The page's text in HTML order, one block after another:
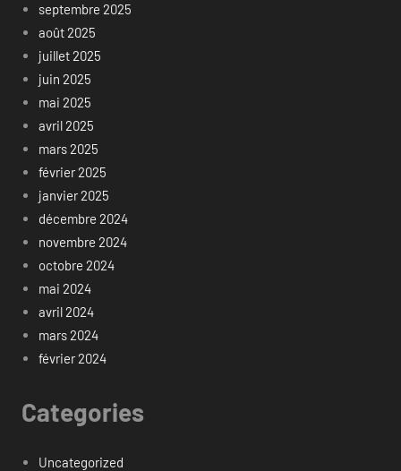
septembre 2025
août 2025
juillet 2025
juin 2025
mai 2025
avril 2025
mars 2025
février 2025
janvier 2025
décembre 2024
novembre 2024
octobre 2024
mai 2024
avril 2024
mars 2024
février 2024
Categories
Uncategorized